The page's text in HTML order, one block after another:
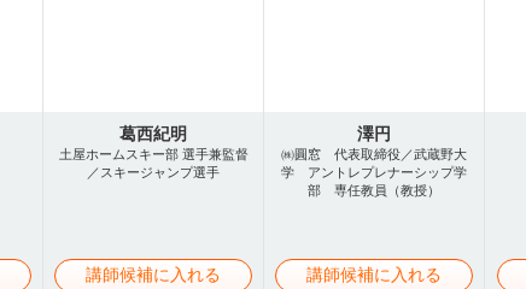
葛西紀明
土屋ホームスキー部 選手兼監督
／スキージャンプ選手
講師候補に入れる
澤円
㈱圓窓 代表取締役／武蔵野大
学 アントレプレナーシップ学
部 専任教員（教授）
講師候補に入れる